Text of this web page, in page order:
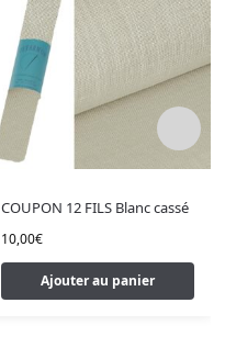
COUPON 12 FILS Blanc cassé
10,00€
Ajouter au panier